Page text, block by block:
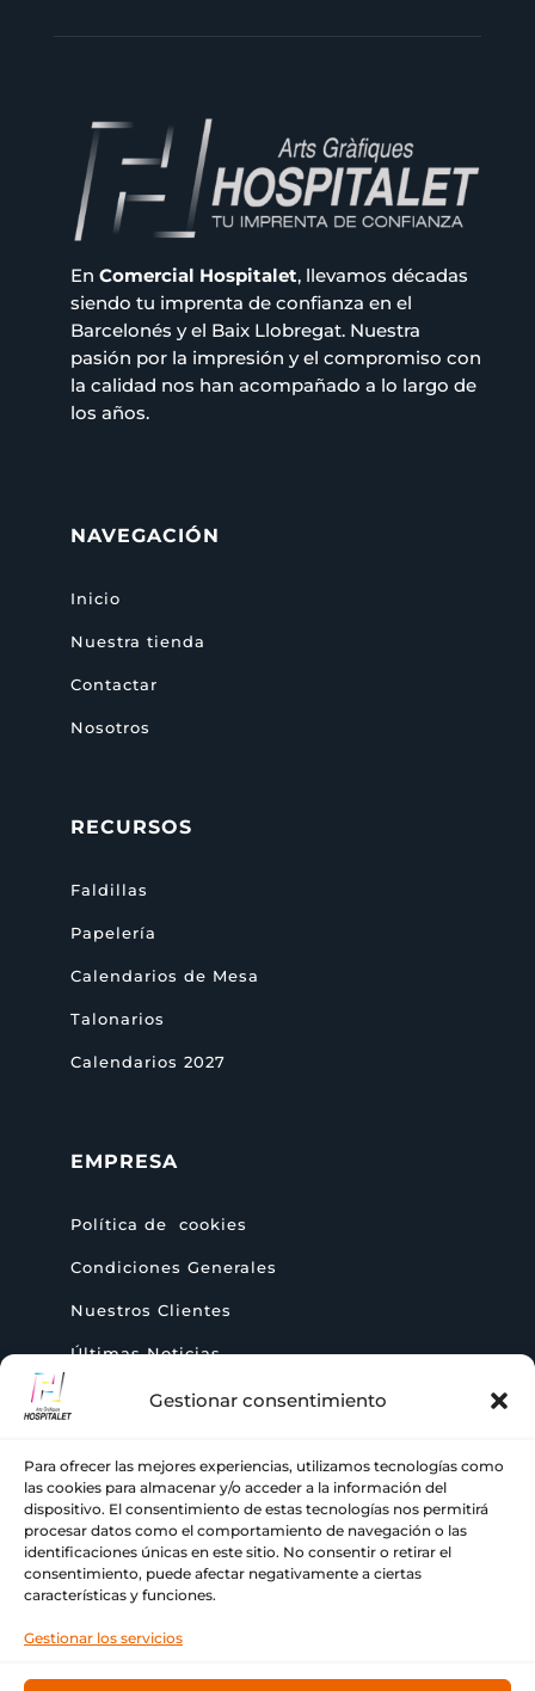
Gestionar consentimiento
Para ofrecer las mejores experiencias, utilizamos tecnologías como
las cookies para almacenar y/o acceder a la información del
dispositivo. El consentimiento de estas tecnologías nos permitirá
procesar datos como el comportamiento de navegación o las
identificaciones únicas en este sitio. No consentir o retirar el
consentimiento, puede afectar negativamente a ciertas
características y funciones.
Gestionar los servicios
En Comercial Hospitalet, llevamos décadas
siendo tu imprenta de confianza en el
Barcelonés y el Baix Llobregat. Nuestra
pasión por la impresión y el compromiso con
la calidad nos han acompañado a lo largo de
los años.
NAVEGACIÓN
Inicio
Nuestra tienda
Contactar
Nosotros
RECURSOS
Faldillas
Papelería
Calendarios de Mesa
Talonarios
Calendarios 2027
EMPRESA
Política de cookies
Condiciones Generales
Nuestros Clientes
Últimas Noticias
 + 34 933 776 255
 ch@comercialhospitalet.com
Cornellà de Llobregat, Barcelona